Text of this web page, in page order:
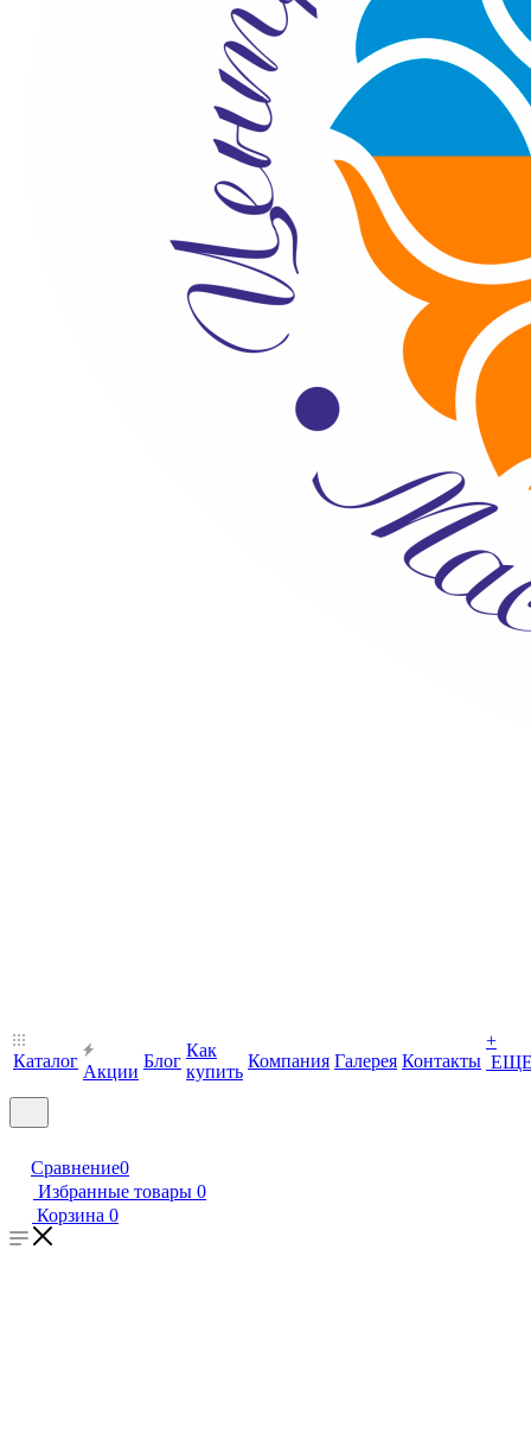
Каталог
Акции
Блог
Как
купить
Компания Галерея Контакты
+
Сравнение0
Избранные товары 0
Корзина 0